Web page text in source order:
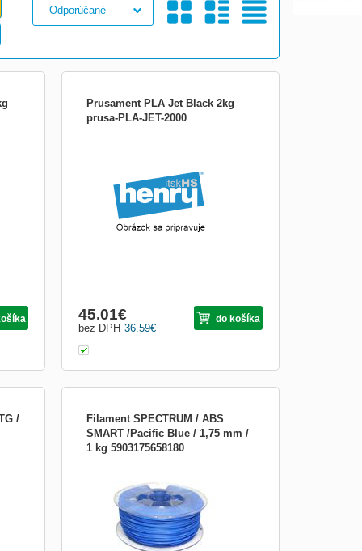
Prusament PLA Jet Black 2kg
prusa-PLA-JET-2000
36.59€
bez DPH
45.01€ do košíka
/
Filament SPECTRUM / ABS
SMART /Pacific Blue / 1,75 mm /
1 kg 5903175658180
struny: Pacific Blue Priemer tlačovej
struny: 1.75 mm Druh balenia: BOX Počet
kusov v balení: 1 ks/bal. Podtlaková
ochrana proti vlhkosti: Ni...